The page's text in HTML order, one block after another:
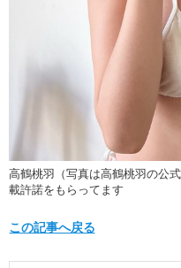
高鶴桃羽（写真は高鶴桃羽の公
載許諾をもらってます
この記事へ戻る